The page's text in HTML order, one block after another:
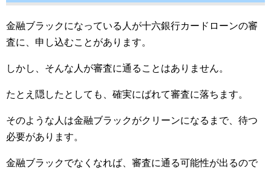
金融ブラックになっている人が十六銀行カードローンの審
査に、申し込むことがあります。
しかし、そんな人が審査に通ることはありません。
たとえ隠したとしても、確実にばれて審査に落ちます。
そのような人は金融ブラックがクリーンになるまで、待つ
必要があります。
金融ブラックでなくなれば、審査に通る可能性が出るので